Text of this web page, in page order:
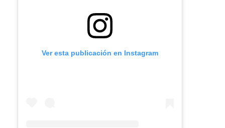
Ver esta publicación en Instagram